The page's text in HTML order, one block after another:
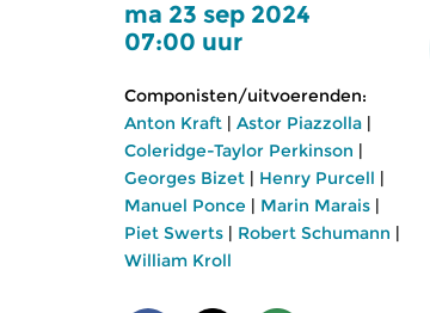
ma 23 sep 2024
07:00 uur
Componisten/uitvoerenden:
Anton Kraft | Astor Piazzolla |
Coleridge-Taylor Perkinson |
Georges Bizet | Henry Purcell |
Manuel Ponce | Marin Marais |
Piet Swerts | Robert Schumann |
William Kroll